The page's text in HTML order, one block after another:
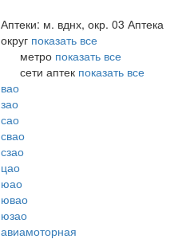
Аптеки: м. вднх, окр. 03 Аптека
округ показать все
метро показать все
сети аптек показать все
вао
зао
сао
свао
сзао
цао
юао
ювао
юзао
авиамоторная